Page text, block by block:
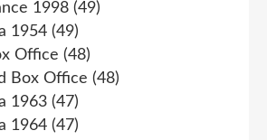
1998 (49)
1954 (49)
Office (48)
Box Office (48)
1963 (47)
1964 (47)